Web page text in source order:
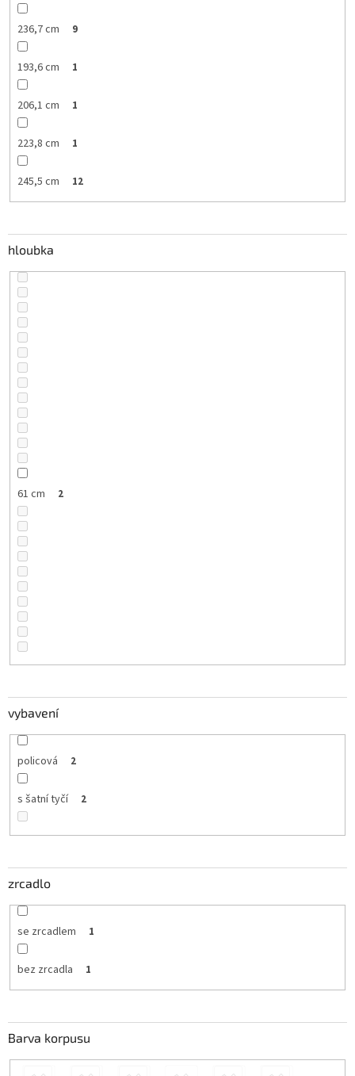
236,7 cm 9
193,6 cm 1
206,1 cm 1
223,8 cm 1
245,5 cm 12
hloubka
61 cm 2
vybavení
policová 2
s šatní tyčí 2
zrcadlo
se zrcadlem 1
bez zrcadla 1
Barva korpusu